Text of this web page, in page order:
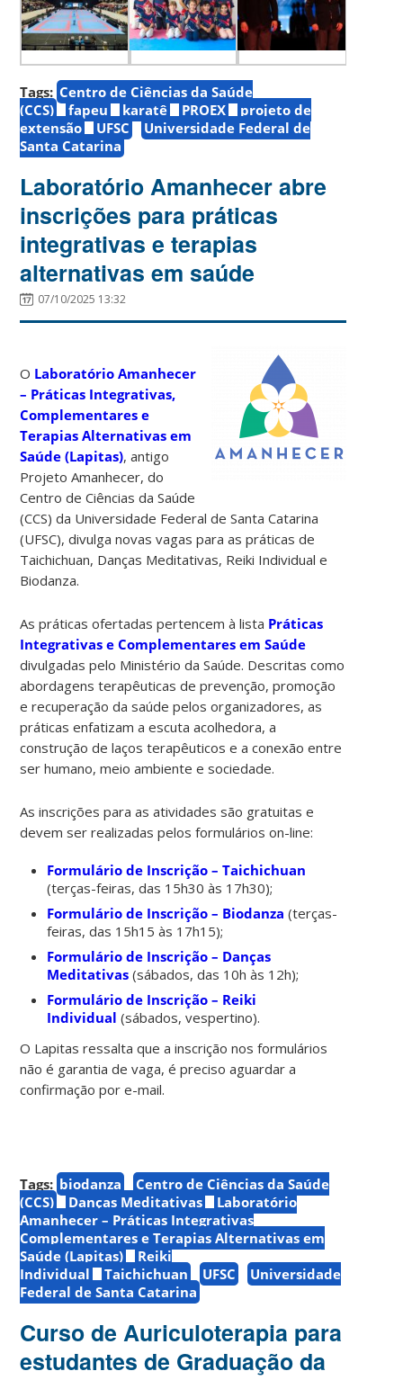
Tags: Centro de Ciências da Saúde
(CCS)
fapeu karatê PROEX
projeto de
extensão
UFSC
Universidade Federal de
Santa Catarina
Laboratório Amanhecer abre
inscrições para práticas
integrativas e terapias
alternativas em saúde
07/10/2025 13:32
O Laboratório Amanhecer
– Práticas Integrativas,
Complementares e
Terapias Alternativas em
Saúde (Lapitas), antigo
Projeto Amanhecer, do
Centro de Ciências da Saúde
(CCS) da Universidade Federal de Santa Catarina
(UFSC), divulga novas vagas para as práticas de
Taichichuan, Danças Meditativas, Reiki Individual e
Biodanza.
As práticas ofertadas pertencem à lista Práticas
Integrativas e Complementares em Saúde
divulgadas pelo Ministério da Saúde. Descritas como
abordagens terapêuticas de prevenção, promoção
e recuperação da saúde pelos organizadores, as
práticas enfatizam a escuta acolhedora, a
construção de laços terapêuticos e a conexão entre
ser humano, meio ambiente e sociedade.
As inscrições para as atividades são gratuitas e
devem ser realizadas pelos formulários on-line:
Formulário de Inscrição – Taichichuan
(terças-feiras, das 15h30 às 17h30);
Formulário de Inscrição – Biodanza (terças-
feiras, das 15h15 às 17h15);
Formulário de Inscrição – Danças
Meditativas (sábados, das 10h às 12h);
Formulário de Inscrição – Reiki
Individual (sábados, vespertino).
O Lapitas ressalta que a inscrição nos formulários
não é garantia de vaga, é preciso aguardar a
confirmação por e-mail.
Tags: biodanza
Centro de Ciências da Saúde
(CCS)
Danças Meditativas
Laboratório
Amanhecer – Práticas Integrativas
Complementares e Terapias Alternativas em
Saúde (Lapitas)
Reiki
Individual
Taichichuan UFSC
Universidade
Federal de Santa Catarina
Curso de Auriculoterapia para
estudantes de Graduação da